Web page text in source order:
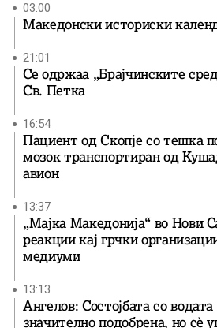
03:00
Македонски историски
21:01
Се одржаа „Брајчинските
Св. Петка
16:54
Пациент од Скопје со тешка
мозок транспортиран од
авион
13:37
„Мајка Македонија“ во Нови
реакции кај грчки
медиуми
13:13
Ангелов: Состојбата со
значително подобрена, но сè